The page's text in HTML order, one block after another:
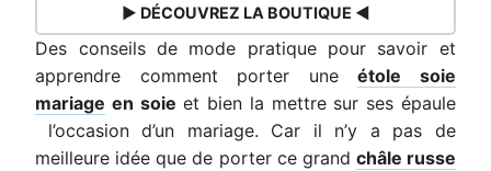
▶ DÉCOUVREZ LA BOUTIQUE ◀
Des conseils de mode pratique pour savoir et
apprendre comment porter uneétole soie
mariage en soie et bien la mettre sur ses épaule
l’occasion d’un mariage. Car il n’y a pas de
meilleure idée que de porter ce grand châle russe